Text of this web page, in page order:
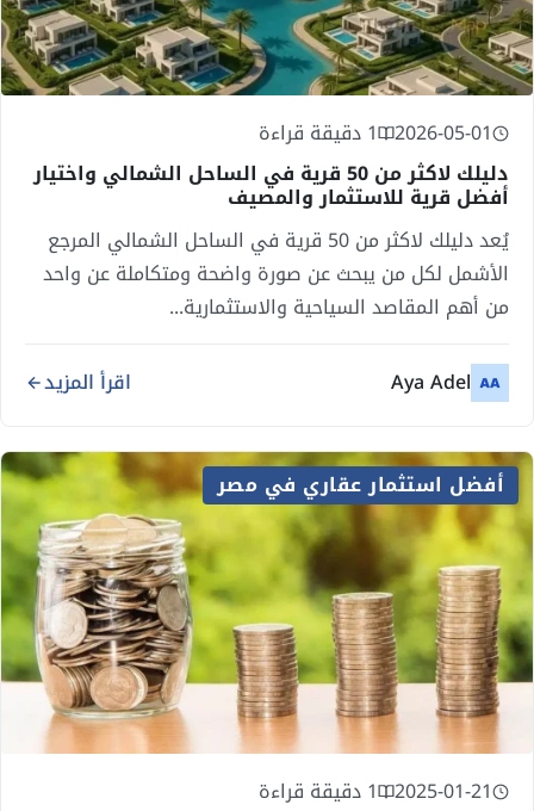
2026-05-01 1 دقيقة قراءة
دليلك لاكثر من 50 قرية في الساحل الشمالي واختيار
أفضل قرية للاستثمار والمصيف
يُعد دليلك لاكثر من 50 قرية في الساحل الشمالي المرجع
الأشمل لكل من يبحث عن صورة واضحة ومتكاملة عن واحد
من أهم المقاصد السياحية والاستثمارية...
Aya Adel اقرأ المزيد
أفضل استثمار عقاري في مصر
2025-01-21 1 دقيقة قراءة